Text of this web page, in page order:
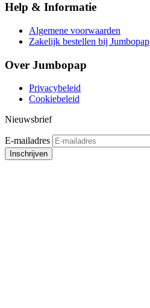
Help & Informatie
Algemene voorwaarden
Zakelijk bestellen bij Jumbopap
Over Jumbopap
Privacybeleid
Cookiebeleid
Nieuwsbrief
E-mailadres
Inschrijven